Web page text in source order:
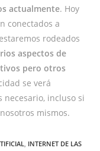
actualmente. Hoy
conectados a
rodeados
aspectos de
pero otros
se verá
necesario, incluso si
mismos.
INTERNET DE LAS